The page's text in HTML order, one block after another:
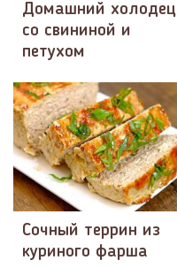
Домашний холодец
со свининой и
петухом
Сочный террин из
куриного фарша